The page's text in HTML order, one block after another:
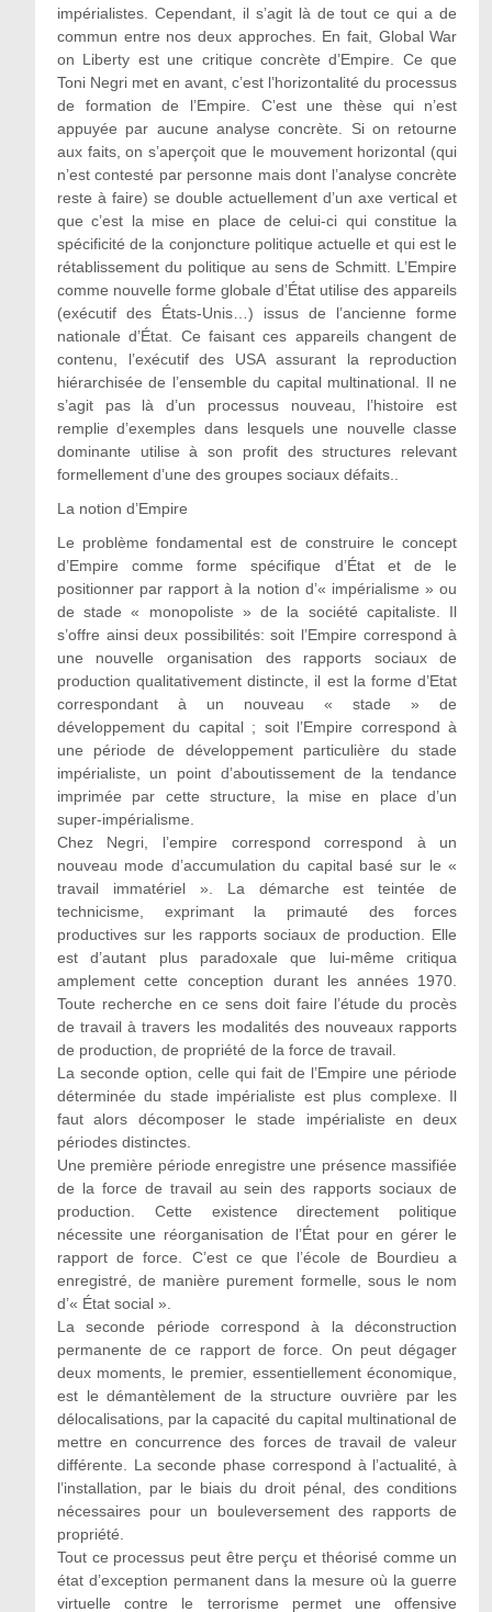
impérialistes. Cependant, il s’agit là de tout ce qui a de
commun entre nos deux approches. En fait, Global War
on Liberty est une critique concrète d’Empire. Ce que
Toni Negri met en avant, c’est l’horizontalité du processus
de formation de l’Empire. C’est une thèse qui n’est
appuyée par aucune analyse concrète. Si on retourne
aux faits, on s’aperçoit que le mouvement horizontal (qui
n’est contesté par personne mais dont l’analyse concrète
reste à faire) se double actuellement d’un axe vertical et
que c’est la mise en place de celui-ci qui constitue la
spécificité de la conjoncture politique actuelle et qui est le
rétablissement du politique au sens de Schmitt. L’Empire
comme nouvelle forme globale d’État utilise des appareils
(exécutif des États-Unis…) issus de l’ancienne forme
nationale d’État. Ce faisant ces appareils changent de
contenu, l’exécutif des USA assurant la reproduction
hiérarchisée de l’ensemble du capital multinational. Il ne
s’agit pas là d’un processus nouveau, l’histoire est
remplie d’exemples dans lesquels une nouvelle classe
dominante utilise à son profit des structures relevant
formellement d’une des groupes sociaux défaits..
La notion d’Empire
Le problème fondamental est de construire le concept
d’Empire comme forme spécifique d’État et de le
positionner par rapport à la notion d’« impérialisme » ou
de stade « monopoliste » de la société capitaliste. Il
s’offre ainsi deux possibilités: soit l’Empire correspond à
une nouvelle organisation des rapports sociaux de
production qualitativement distincte, il est la forme d’Etat
correspondant à un nouveau « stade » de
développement du capital ; soit l’Empire correspond à
une période de développement particulière du stade
impérialiste, un point d’aboutissement de la tendance
imprimée par cette structure, la mise en place d’un
super-impérialisme.
Chez Negri, l’empire correspond correspond à un
nouveau mode d’accumulation du capital basé sur le «
travail immatériel ». La démarche est teintée de
technicisme, exprimant la primauté des forces
productives sur les rapports sociaux de production. Elle
est d’autant plus paradoxale que lui-même critiqua
amplement cette conception durant les années 1970.
Toute recherche en ce sens doit faire l’étude du procès
de travail à travers les modalités des nouveaux rapports
de production, de propriété de la force de travail.
La seconde option, celle qui fait de l’Empire une période
déterminée du stade impérialiste est plus complexe. Il
faut alors décomposer le stade impérialiste en deux
périodes distinctes.
Une première période enregistre une présence massifiée
de la force de travail au sein des rapports sociaux de
production. Cette existence directement politique
nécessite une réorganisation de l’État pour en gérer le
rapport de force. C’est ce que l’école de Bourdieu a
enregistré, de manière purement formelle, sous le nom
d’« État social ».
La seconde période correspond à la déconstruction
permanente de ce rapport de force. On peut dégager
deux moments, le premier, essentiellement économique,
est le démantèlement de la structure ouvrière par les
délocalisations, par la capacité du capital multinational de
mettre en concurrence des forces de travail de valeur
différente. La seconde phase correspond à l’actualité, à
l’installation, par le biais du droit pénal, des conditions
nécessaires pour un bouleversement des rapports de
propriété.
Tout ce processus peut être perçu et théorisé comme un
état d’exception permanent dans la mesure où la guerre
virtuelle contre le terrorisme permet une offensive